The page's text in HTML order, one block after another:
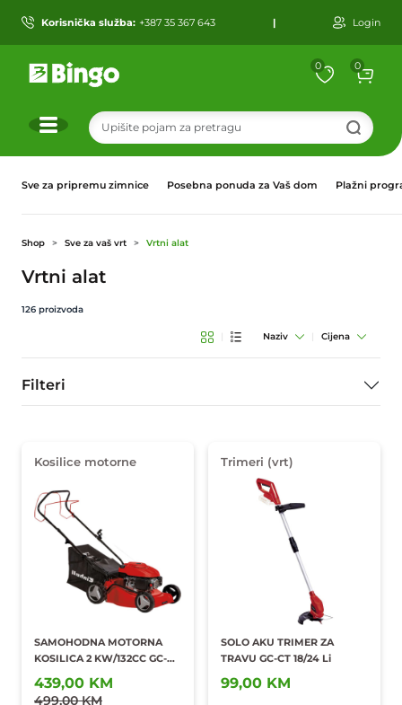
Korisnička služba: +387 35 367 643 | Login
0 0
Sve za pripremu zimnice Posebna ponuda za Vaš dom Plažni
Shop Sve za vaš vrt Vrtni alat
Vrtni alat
126 proizvoda
| Naziv | Cijena
Filteri
Kosilice motorne
SAMOHODNA MOTORNA
KOSILICA 2 KW/132CC GC-
PM 40/2
439,00 KM
499,00 KM
Trimeri (vrt)
SOLO AKU TRIMER ZA
TRAVU GC-CT 18/24 Li
99,00 KM